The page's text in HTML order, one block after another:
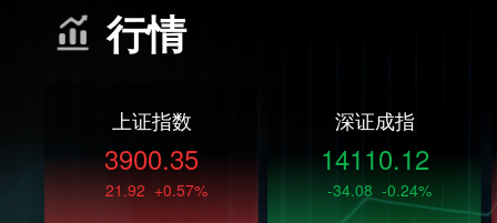
行情
上证指数
3900.35
21.92 +0.57%
深证成指
14110.12
-34.08 -0.24%